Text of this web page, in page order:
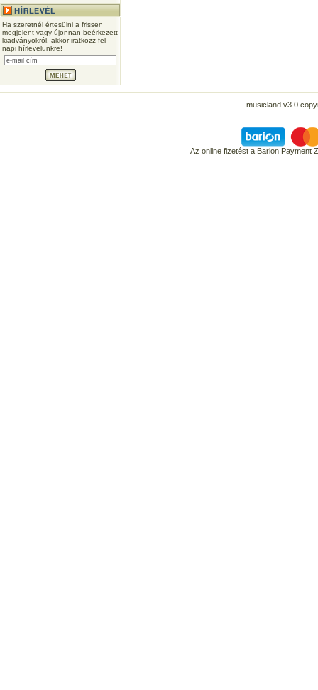
Ha szeretnél értesülni a frissen
megjelent vagy újonnan beérkezett
kiadványokról, akkor iratkozz fel
napi hírlevelünkre!
musicland v3.0
Az online fizetést a Barion Payment